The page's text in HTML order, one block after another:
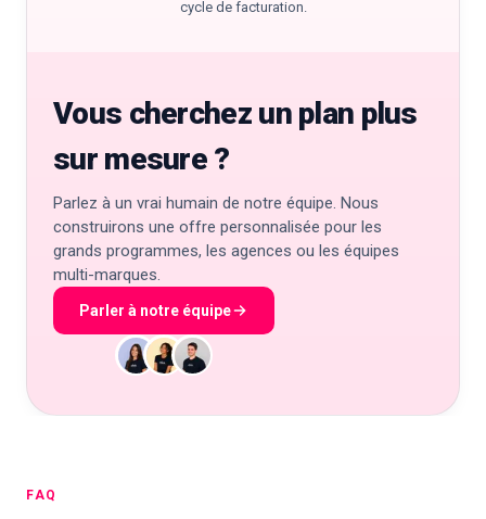
cycle de facturation.
Vous cherchez un plan plus
sur mesure ?
Parlez à un vrai humain de notre équipe. Nous
construirons une offre personnalisée pour les
grands programmes, les agences ou les équipes
multi-marques.
Parler à notre équipe
FAQ